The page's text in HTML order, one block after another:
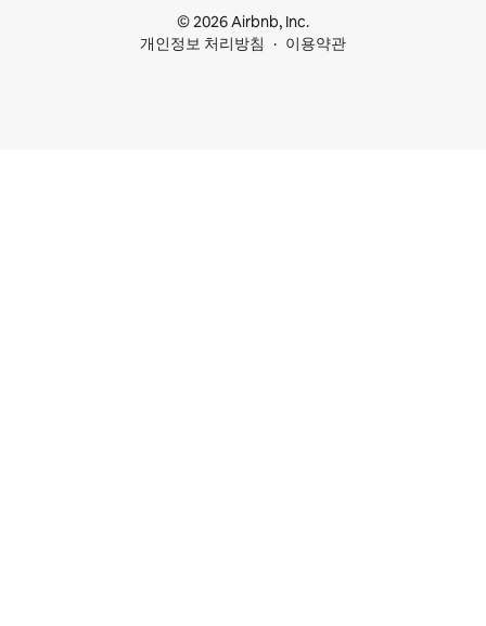
© 2026 Airbnb, Inc.
개인정보 처리방침
이용약관